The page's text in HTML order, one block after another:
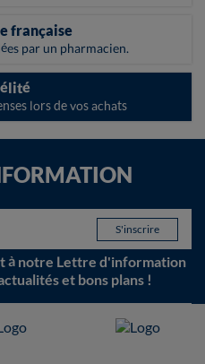
française
par un pharmacien.
lors de vos achats
à notre Lettre d'information
et bons plans !